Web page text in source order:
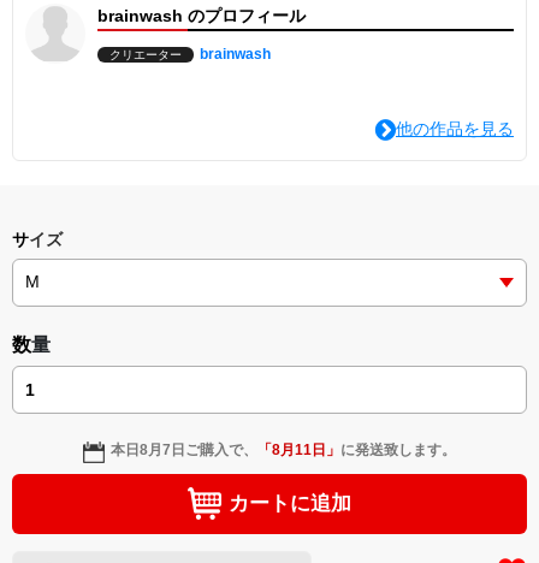
■サイズ：画像をご覧ください
■生産地：中国
■素材：綿100%
■サイズは商品の実寸を
平置きで寸法しております(数値の単位はcm)。
繊維製品ですので1～2cmの誤差が出る場合があります。
以上、ご了承のほどよろしくお願いいたします。
brainwash のプロフィール
クリエーター brainwash
他の作品を見る
サイズ
数量
本日8月7日 ご購入で、 「8月11日 」 に発送致します。
カートに追加